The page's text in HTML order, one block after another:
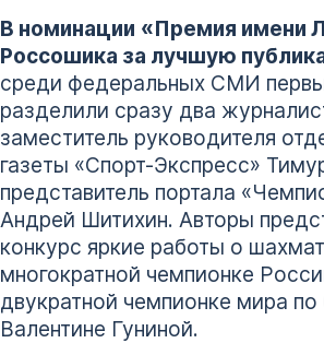
В номинации «Премия имени
Россошика за лучшую
среди федеральных СМИ
разделили сразу два
заместитель руководителя
газеты «Спорт-Экспресс»
представитель портала
Андрей Шитихин. Авторы
конкурс яркие работы о
многократной чемпионке
двукратной чемпионке мира по
Валентине Гуниной.